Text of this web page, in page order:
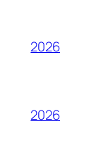
2026
2026